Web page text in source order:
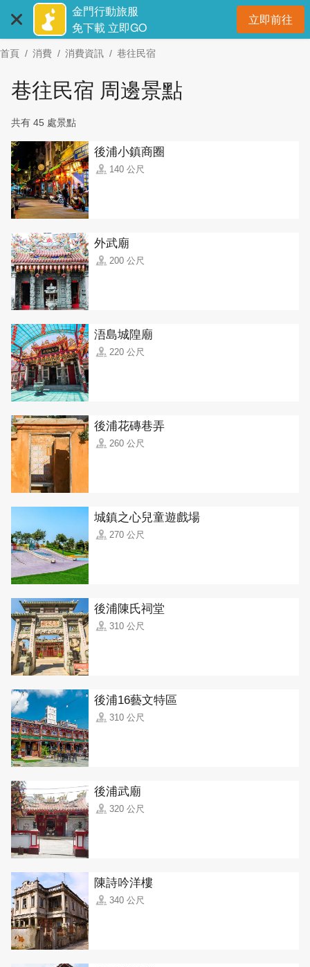
主
要
金門行動旅服
免下載 立即GO
立即前往開
首頁 消費 消費資訊 巷往民宿
巷往民宿 周邊景點
共有 45 處景點
後浦小鎮商圈
140 公尺
外武廟
200 公尺
浯島城隍廟
220 公尺
後浦花磚巷弄
260 公尺
城鎮之心兒童遊戲場
270 公尺
後浦陳氏祠堂
310 公尺
後浦16藝文特區
310 公尺
後浦武廟
320 公尺
陳詩吟洋樓
340 公尺